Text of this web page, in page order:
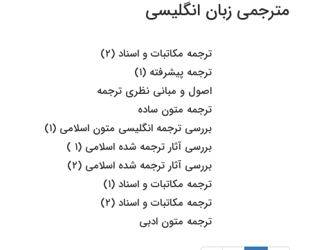
مترجمی زبان انگلیسی
ترجمه مکاتبات و اسناد (۲)
ترجمه پیشرفته (۱)
اصول و مبانی نظری ترجمه
ترجمه متون ساده
بررسی ترجمه انگلیسى متون اسلامى (۱)
بررسى آثار ترجمه شده اسلامى (۱ )
بررسى آثار ترجمه شده اسلامى (۲)
ترجمه مکاتبات و اسناد (۱)
ترجمه مکاتبات و اسناد (۲)
ترجمه متون ادبی